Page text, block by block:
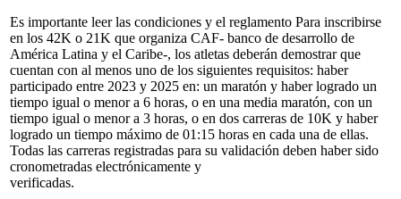
Es importante leer las condiciones y el reglamento Para inscribirse
en los 42K o 21K que organiza CAF- banco de desarrollo de
América Latina y el Caribe-, los atletas deberán demostrar que
cuentan con al menos uno de los siguientes requisitos: haber
participado entre 2023 y 2025 en: un maratón y haber logrado un
tiempo igual o menor a 6 horas, o en una media maratón, con un
tiempo igual o menor a 3 horas, o en dos carreras de 10K y haber
logrado un tiempo máximo de 01:15 horas en cada una de ellas.
Todas las carreras registradas para su validación deben haber sido
cronometradas electrónicamente y
verificadas.